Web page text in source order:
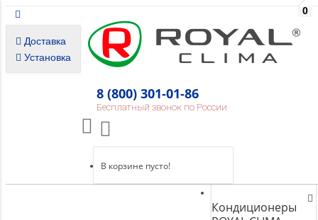
Доставка
Установка
8 (800) 301-01-86
Бесплатный звонок по России
0
В корзине пусто!
Кондиционеры